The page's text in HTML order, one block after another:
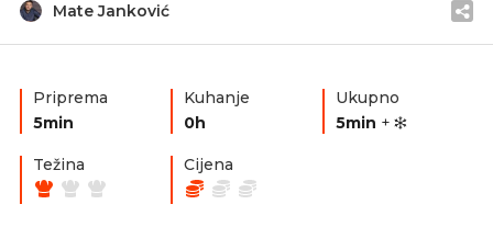
Mate Janković
Priprema
5min
Kuhanje
0h
Ukupno
5min +
Težina Cijena